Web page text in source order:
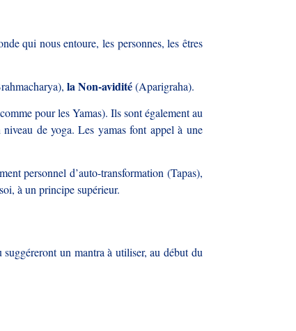
qui nous entoure, les personnes, les êtres
la Non-avidité(Aparigraha).
pour les Yamas). Ils sont également au
de yoga. Les yamas font appel à une
personnel d’auto-transformation (Tapas),
à un principe supérieur.
un mantra à utiliser, au début du